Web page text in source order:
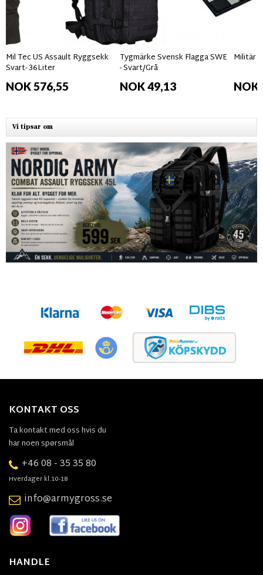
Mil Tec US Assault Ryggsekk
Svart- 36Liter
NOK 576,55
Tygmärke Svensk Flagga SWE
- Svart/Grå
NOK 49,13
Militär
NOK
Vi tipsar om
KONTAKT OSS
Ta kontakt med oss hvis du
har noen spørsmål
+46 08 - 35 35 80
Hverdager kl.10-18
info@armygross.se
HANDLE